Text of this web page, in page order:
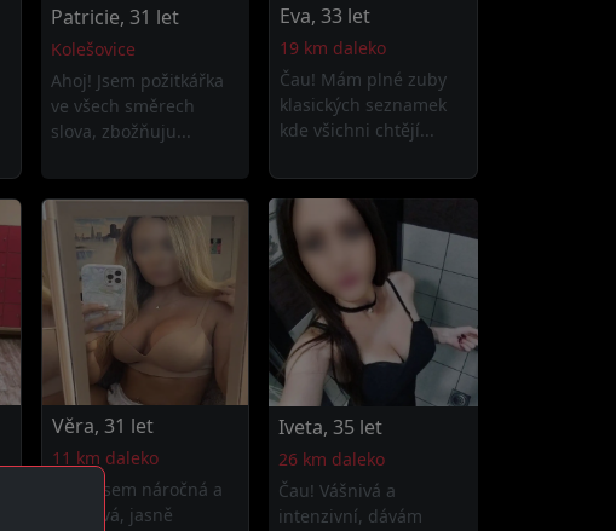
Patricie, 31 let
Kolešovice
Ahoj! Jsem požitkářka
ve všech směrech
slova, zbožňuju...
Eva, 33 let
19 km daleko
Čau! Mám plné zuby
klasických seznamek
kde všichni chtějí...
Věra, 31 let
11 km daleko
Ahoj! Jsem náročná a
vybíravá, jasně
Iveta, 35 let
26 km daleko
Čau! Vášnivá a
intenzivní, dávám